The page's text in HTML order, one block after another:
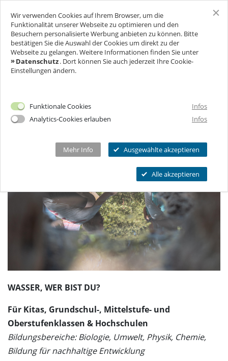
SCHLOSS FREUDENBERG
BESUCH
Ich will Euch besuchen!
Ermäßigungen
Tickets
Programmkalender
Geförderter Besuch
Seniorengruppen
FÜR UNTERNEHMEN
Schlosscafé
Dein Fest
Kindergeburtstag
FAQs Kindergeburtstage
Dunkelgastronomie
Frühstück in der Dunkelbar
Weinprobe in der Dunkelbar
THEATER & KULTUR
Wanderbühne Freudenberg
Anstehende Kulturveranstaltungen
MEHR INFOS...
Öffnungszeiten
Eintrittspreise
Ermäßigungen
Ticketshop
Was ist das Erfahrungsfeld?
Mobiles Erfahrungsfeld
Naturkita LA LE LU
Stellenangebote
Presse
WASSERKUNDE
WASSER, WER BIST DU?
Für Kitas, Grundschul-, Mittelstufe- und
Oberstufenklassen & Hochschulen
Bildungsbereiche: Biologie, Umwelt, Physik, Chemie,
Bildung für nachhaltige Entwicklung
Wir verwenden Cookies auf Ihrem Browser, um die
Funktionalität unserer Webseite zu optimieren und den
Besuchern personalisierte Werbung anbieten zu können. Bitte
bestätigen Sie die Auswahl der Cookies um direkt zu der
Webseite zu gelangen. Weitere Informationen finden Sie unter
Datenschutz. Dort können Sie auch jederzeit Ihre Cookie-
Einstellungen ändern.
Funktionale Cookies
Infos
Analytics-Cookies erlauben
Infos
Mehr Info Ausgewählte akzeptieren
Alle akzeptieren